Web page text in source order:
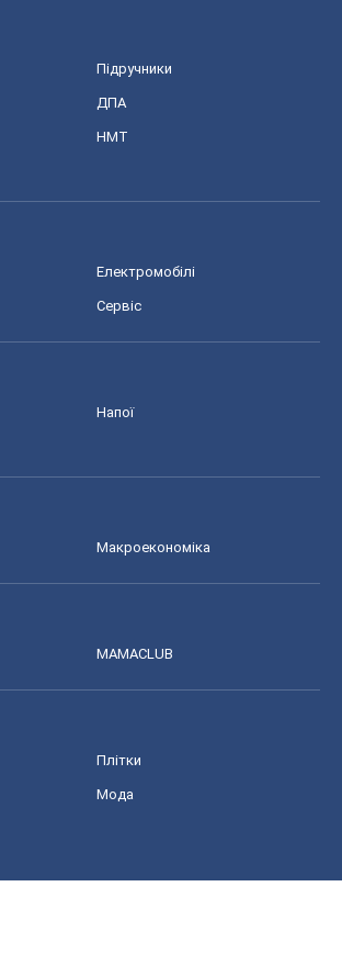
Підручники
ДПА
НМТ
Електромобілі
Сервіс
Напої
Макроекономіка
MAMACLUB
Плітки
Мода